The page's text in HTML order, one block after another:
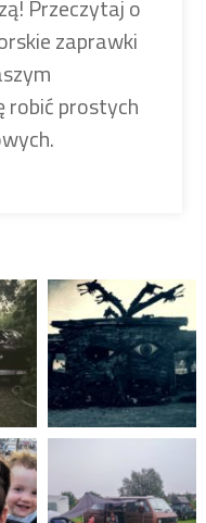
Przeczytaj o
zaprawki
robić prostych